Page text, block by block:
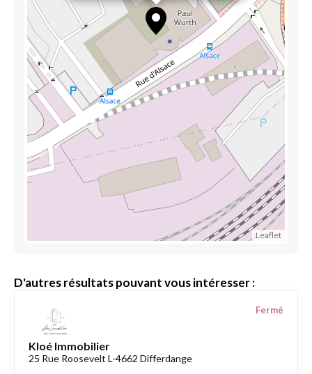
Leaflet
D'autres résultats pouvant vous intéresser :
Kloé Immobilier
25 Rue Roosevelt L-4662 Differdange
Fermé